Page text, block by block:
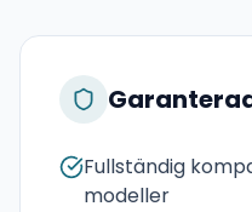
Fullständig
modeller